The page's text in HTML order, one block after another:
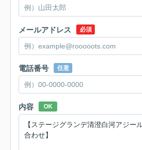
メールアドレス 必須
電話番号 任意
内容 OK